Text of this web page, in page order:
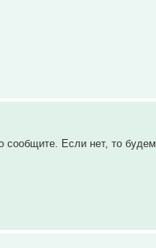
Если нет, то